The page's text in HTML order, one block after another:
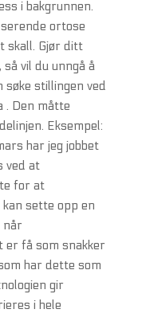
i bakgrunnen.
ortose
skall. Gjør ditt
vil du unngå å
søke stillingen ved
. Den måtte
Eksempel:
har jeg jobbet
ved at
for at
sette opp en
når
er få som snakker
har dette som
gir
i hele